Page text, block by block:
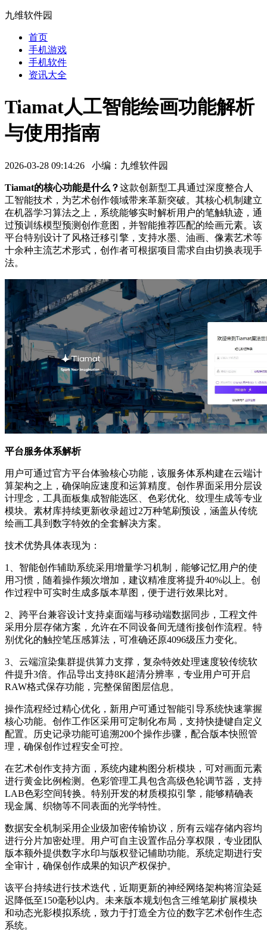
九维软件园
首页
手机游戏
手机软件
资讯大全
Tiamat人工智能绘画功能解析
与使用指南
2026-03-28 09:14:26 小编：九维软件园
Tiamat的核心功能是什么？这款创新型工具通过深度整合人
工智能技术，为艺术创作领域带来革新突破。其核心机制建立
在机器学习算法之上，系统能够实时解析用户的笔触轨迹，通
过预训练模型预测创作意图，并智能推荐匹配的绘画元素。该
平台特别设计了风格迁移引擎，支持水墨、油画、像素艺术等
十余种主流艺术形式，创作者可根据项目需求自由切换表现手
法。
平台服务体系解析
用户可通过官方平台体验核心功能，该服务体系构建在云端计
算架构之上，确保响应速度和运算精度。创作界面采用分层设
计理念，工具面板集成智能选区、色彩优化、纹理生成等专业
模块。素材库持续更新收录超过2万种笔刷预设，涵盖从传统
绘画工具到数字特效的全套解决方案。
技术优势具体表现为：
1、智能创作辅助系统采用增量学习机制，能够记忆用户的使
用习惯，随着操作频次增加，建议精准度将提升40%以上。创
作过程中可实时生成多版本草图，便于进行效果比对。
2、跨平台兼容设计支持桌面端与移动端数据同步，工程文件
采用分层存储方案，允许在不同设备间无缝衔接创作流程。特
别优化的触控笔压感算法，可准确还原4096级压力变化。
3、云端渲染集群提供算力支撑，复杂特效处理速度较传统软
件提升3倍。作品导出支持8K超清分辨率，专业用户可开启
RAW格式保存功能，完整保留图层信息。
操作流程经过精心优化，新用户可通过智能引导系统快速掌握
核心功能。创作工作区采用可定制化布局，支持快捷键自定义
配置。历史记录功能可追溯200个操作步骤，配合版本快照管
理，确保创作过程安全可控。
在艺术创作支持方面，系统内建构图分析模块，可对画面元素
进行黄金比例检测。色彩管理工具包含高级色轮调节器，支持
LAB色彩空间转换。特别开发的材质模拟引擎，能够精确表
现金属、织物等不同表面的光学特性。
数据安全机制采用企业级加密传输协议，所有云端存储内容均
进行分片加密处理。用户可自主设置作品分享权限，专业团队
版本额外提供数字水印与版权登记辅助功能。系统定期进行安
全审计，确保创作成果的知识产权保护。
该平台持续进行技术迭代，近期更新的神经网络架构将渲染延
迟降低至150毫秒以内。未来版本规划包含三维笔刷扩展模块
和动态光影模拟系统，致力于打造全方位的数字艺术创作生态
系统。